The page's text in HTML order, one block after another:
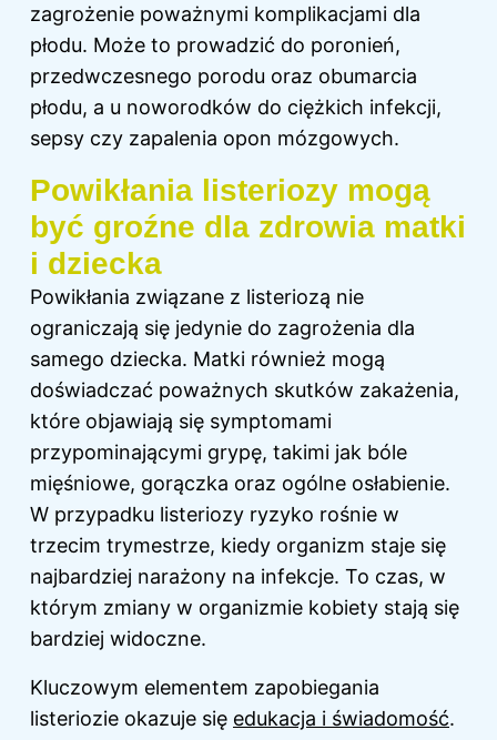
zagrożenie poważnymi komplikacjami dla
płodu. Może to prowadzić do poronień,
przedwczesnego porodu oraz obumarcia
płodu, a u noworodków do ciężkich infekcji,
sepsy czy zapalenia opon mózgowych.
Powikłania listeriozy mogą
być groźne dla zdrowia matki
i dziecka
Powikłania związane z listeriozą nie
ograniczają się jedynie do zagrożenia dla
samego dziecka. Matki również mogą
doświadczać poważnych skutków zakażenia,
które objawiają się symptomami
przypominającymi grypę, takimi jak bóle
mięśniowe, gorączka oraz ogólne osłabienie.
W przypadku listeriozy ryzyko rośnie w
trzecim trymestrze, kiedy organizm staje się
najbardziej narażony na infekcje. To czas, w
którym zmiany w organizmie kobiety stają się
bardziej widoczne.
Kluczowym elementem zapobiegania
listeriozie okazuje się edukacja i świadomość.